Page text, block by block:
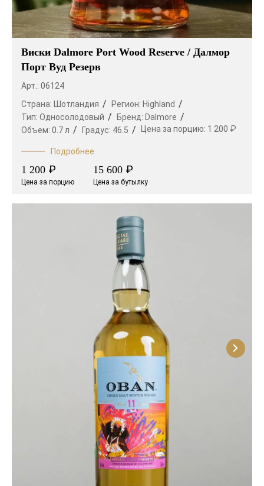
Виски Dalmore Port Wood Reserve / Далмор
Порт Вуд Резерв
Арт.: 06124
Страна:
Шотландия Регион: Highland
Тип: Односолодовый Бренд: Dalmore
Объем: 0.7 л Градус: 46.5 Цена за порцию: 1 200 ₽
Подробнее
1 200 ₽
Цена за порцию
15 600 ₽
Цена за бутылку